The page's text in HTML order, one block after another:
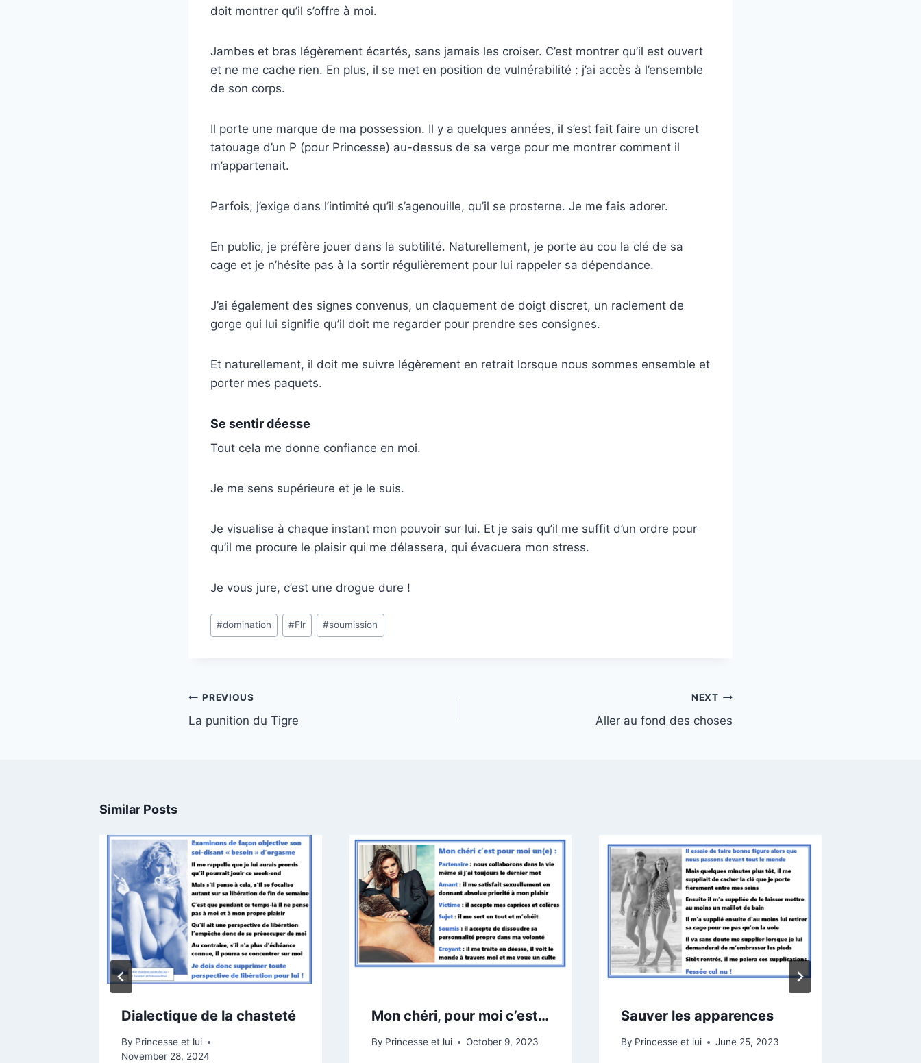
doit montrer qu’il s’offre à moi.
Jambes et bras légèrement écartés, sans jamais les croiser. C’est montrer qu’il est ouvert
et ne me cache rien. En plus, il se met en position de vulnérabilité : j’ai accès à l’ensemble
de son corps.
Il porte une marque de ma possession. Il y a quelques années, il s’est fait faire un discret
tatouage d’un P (pour Princesse) au-dessus de sa verge pour me montrer comment il
m’appartenait.
Parfois, j’exige dans l’intimité qu’il s’agenouille, qu’il se prosterne. Je me fais adorer.
En public, je préfère jouer dans la subtilité. Naturellement, je porte au cou la clé de sa
cage et je n’hésite pas à la sortir régulièrement pour lui rappeler sa dépendance.
J’ai également des signes convenus, un claquement de doigt discret, un raclement de
gorge qui lui signifie qu’il doit me regarder pour prendre ses consignes.
Et naturellement, il doit me suivre légèrement en retrait lorsque nous sommes ensemble et
porter mes paquets.
Se sentir déesse
Tout cela me donne confiance en moi.
Je me sens supérieure et je le suis.
Je visualise à chaque instant mon pouvoir sur lui. Et je sais qu’il me suffit d’un ordre pour
qu’il me procure le plaisir qui me délassera, qui évacuera mon stress.
Je vous jure, c’est une drogue dure !
Post
Tags:
#domination #Flr #soumission
Post
navigation
PREVIOUS
La punition du Tigre
NEXT
Aller au fond des choses
Similar Posts
Dialectique de la chasteté
By Princesse et lui
November 28, 2024
Mon chéri, pour moi c’est…
By Princesse et lui October 9, 2023
Sauver les apparences
By Princesse et lui June 25, 2023